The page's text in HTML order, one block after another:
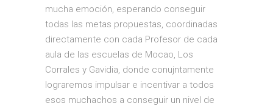
mucha emoción, esperando conseguir
todas las metas propuestas, coordinadas
directamente con cada Profesor de cada
aula de las escuelas de Mocao, Los
Corrales y Gavidia, donde conujntamente
lograremos impulsar e incentivar a todos
esos muchachos a conseguir un nivel de